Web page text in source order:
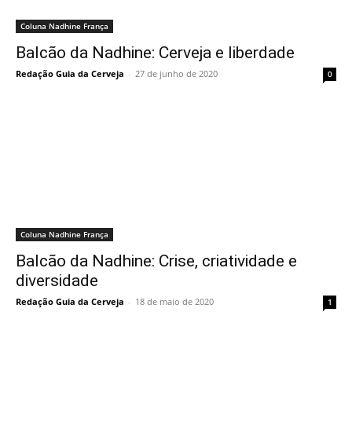
Coluna Nadhine França
Balcão da Nadhine: Cerveja e liberdade
Redação Guia da Cerveja - 27 de junho de 2020 0
Coluna Nadhine França
Balcão da Nadhine: Crise, criatividade e
diversidade
Redação Guia da Cerveja - 18 de maio de 2020 1